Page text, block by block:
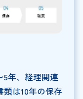
5年、経理関連
は10年の保存